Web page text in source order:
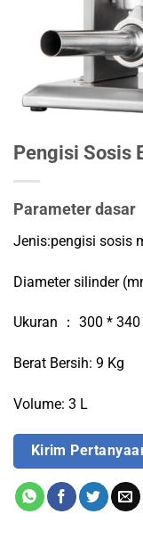
Pengisi Sosis
Parameter dasar
Jenis:pengisi sosis
Diameter silinder
Ukuran ： 300 *
Berat Bersih: 9 Kg
Volume: 3 L
Kirim